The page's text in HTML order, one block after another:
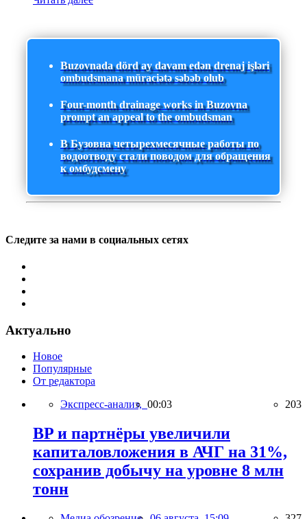
Buzovnada dörd ay davam edən drenaj işləri
ombudsmana müraciətə səbəb olub
Four-month drainage works in Buzovna
prompt an appeal to the ombudsman
В Бузовна четырехмесячные работы по
водоотводу стали поводом для обращения
к омбудсмену
Следите за нами в социальных сетях
Актуально
Новое
Популярные
От редактора
Экспресс-анализ, 00:03 203
BP и партнёры увеличили
капиталовложения в АЧГ на 31%,
сохранив добычу на уровне 8 млн
тонн